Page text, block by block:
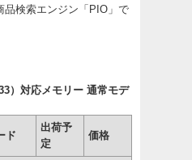
品検索エンジン「PIO」で
）対応メモリー 通常モデ
ド
出荷予
定
価格